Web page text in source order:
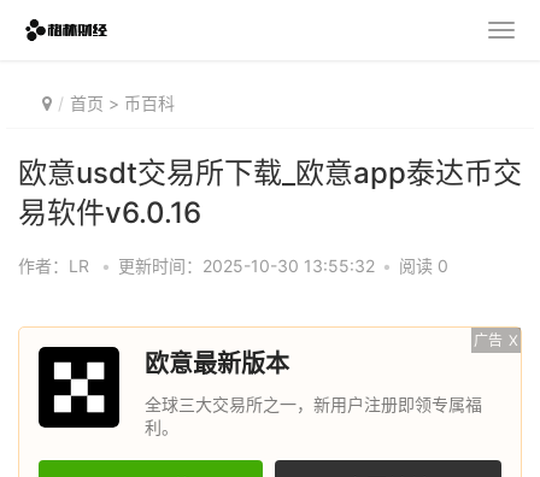
首页 > 币百科
欧意usdt交易所下载_欧意app泰达币交
易软件v6.0.16
作者：LR • 更新时间：2025-10-30 13:55:32 • 阅读 0
广告 X
欧意最新版本
全球三大交易所之一，新用户注册即领专属福
利。